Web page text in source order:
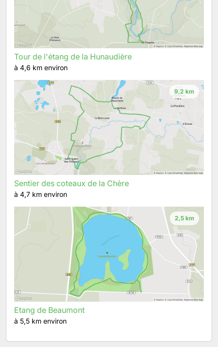
Tour de l'étang de la Hunaudière
à 4,6 km environ
9,2 km
Sentier des coteaux de la Chère
à 4,7 km environ
2,5 km
Etang de Beaumont
à 5,5 km environ